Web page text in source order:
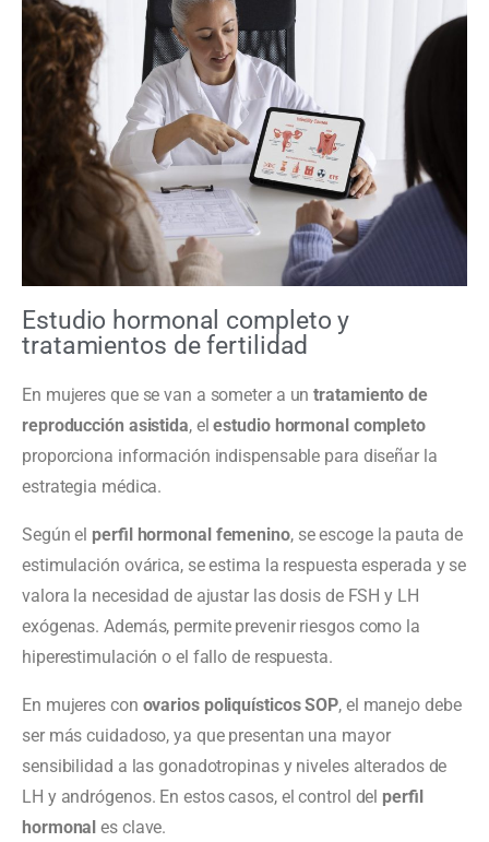
Estudio hormonal completo y
tratamientos de fertilidad
En mujeres que se van a someter a untratamiento de
reproducción asistida, elestudio hormonal completo
proporciona información indispensable para diseñar la
estrategia médica.
Según el perfil hormonal femenino, se escoge la pauta de
estimulación ovárica, se estima la respuesta esperada y se
valora la necesidad de ajustar las dosis de FSH y LH
exógenas. Además, permite prevenir riesgos como la
hiperestimulación o el fallo de respuesta.
En mujeres con ovarios poliquísticos SOP, el manejo debe
ser más cuidadoso, ya que presentan una mayor
sensibilidad a las gonadotropinas y niveles alterados de
LH y andrógenos. En estos casos, el control del perfil
hormonal es clave.